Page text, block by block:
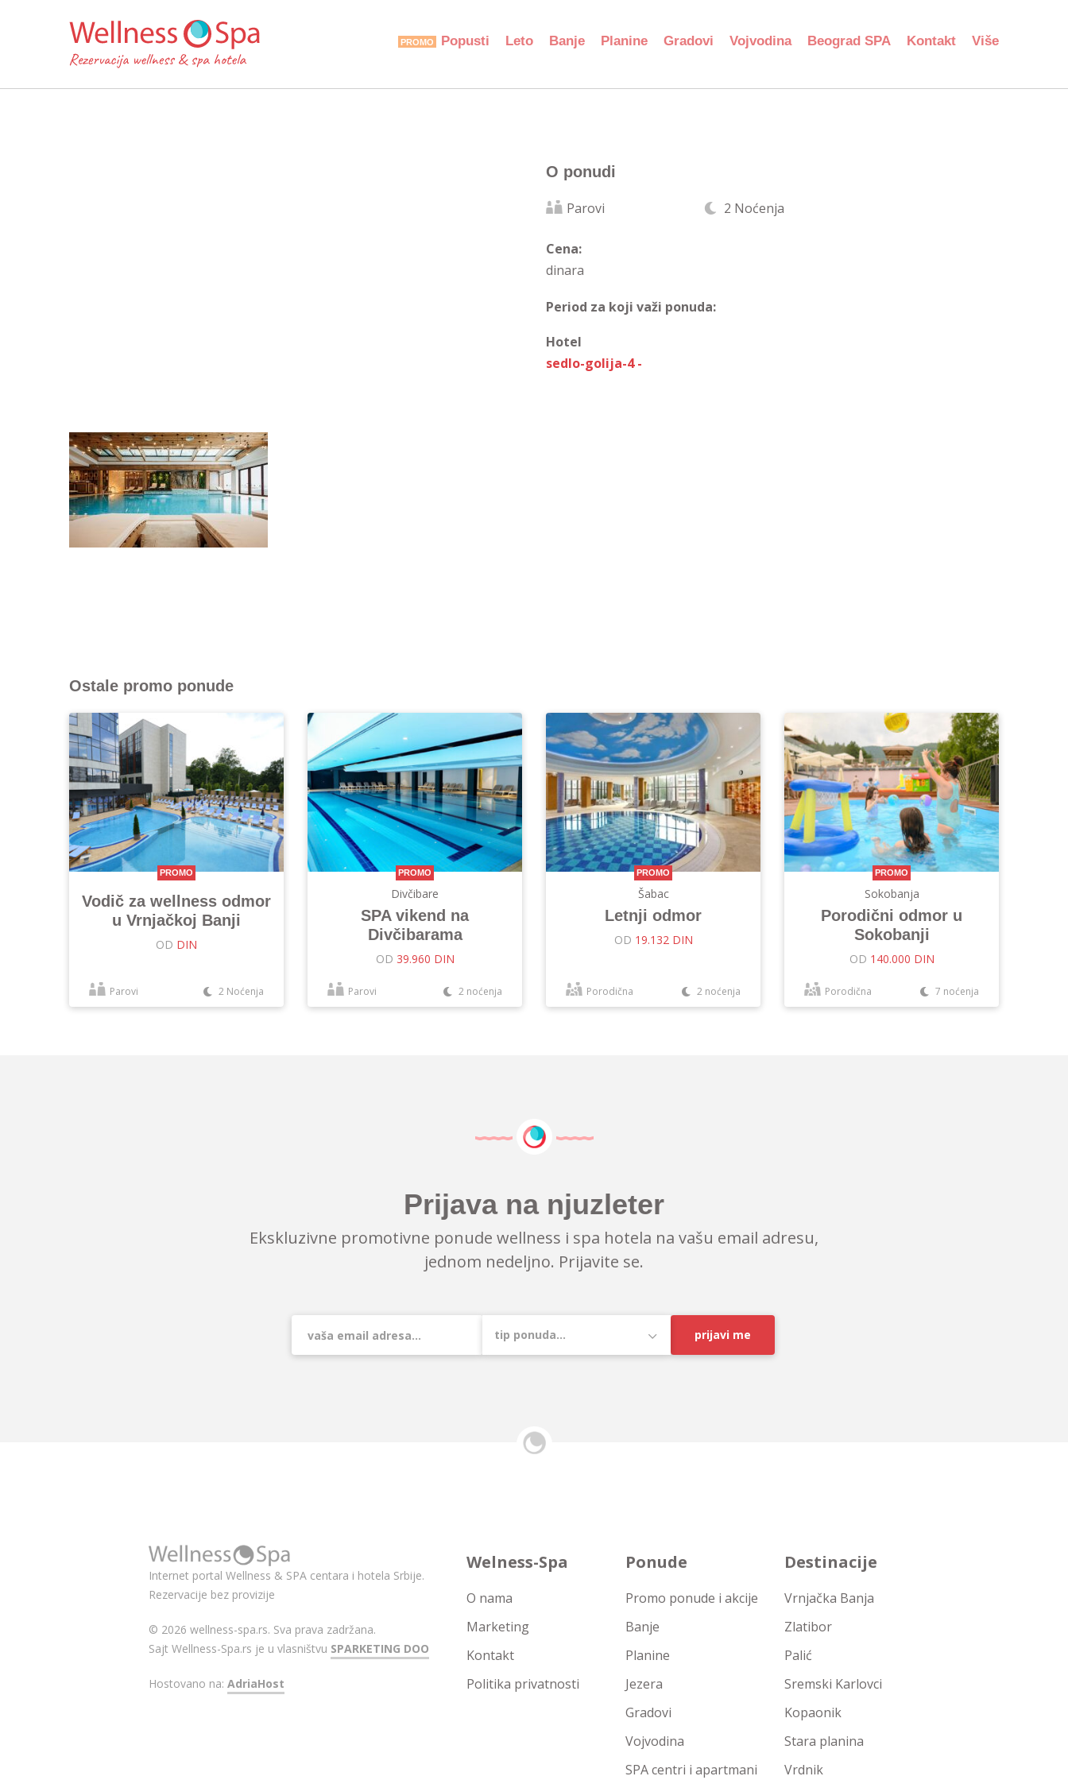
Popusti Leto Banje Planine Gradovi Vojvodina Beograd SPA Kontakt Više
O ponudi
Parovi 2 Noćenja
Cena:
dinara
Period za koji važi ponuda:
Hotel
sedlo-golija-4 -
Ostale promo ponude
PROMO
Vodič za wellness odmor
u Vrnjačkoj Banji
OD DIN
Parovi 2 Noćenja
PROMO
Divčibare
SPA vikend na
Divčibarama
OD 39.960 DIN
Parovi 2 noćenja
PROMO
Šabac
Letnji odmor
OD 19.132 DIN
Porodična 2 noćenja
PROMO
Sokobanja
Porodični odmor u
Sokobanji
OD 140.000 DIN
Porodična 7 noćenja
Prijava na njuzleter
Ekskluzivne promotivne ponude wellness i spa hotela na vašu email adresu,
jednom nedeljno. Prijavite se.
prijavi me
Internet portal Wellness & SPA centara i hotela Srbije.
Rezervacije bez provizije
© 2026 wellness-spa.rs. Sva prava zadržana.
Sajt Wellness-Spa.rs je u vlasništvu SPARKETING DOO
Hostovano na: AdriaHost
Welness-Spa
O nama
Marketing
Kontakt
Politika privatnosti
Ponude
Promo ponude i akcije
Banje
Planine
Jezera
Gradovi
Vojvodina
SPA centri i apartmani
Destinacije
Vrnjačka Banja
Zlatibor
Palić
Sremski Karlovci
Kopaonik
Stara planina
Vrdnik